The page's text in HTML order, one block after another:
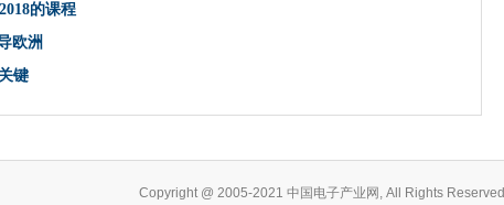
动键盘先锋的悼词
许可争议
，Office 2013支持论坛
的课程
欧洲
键
Copyright @ 2005-2021 中国电子产业网, All Rights Reserved